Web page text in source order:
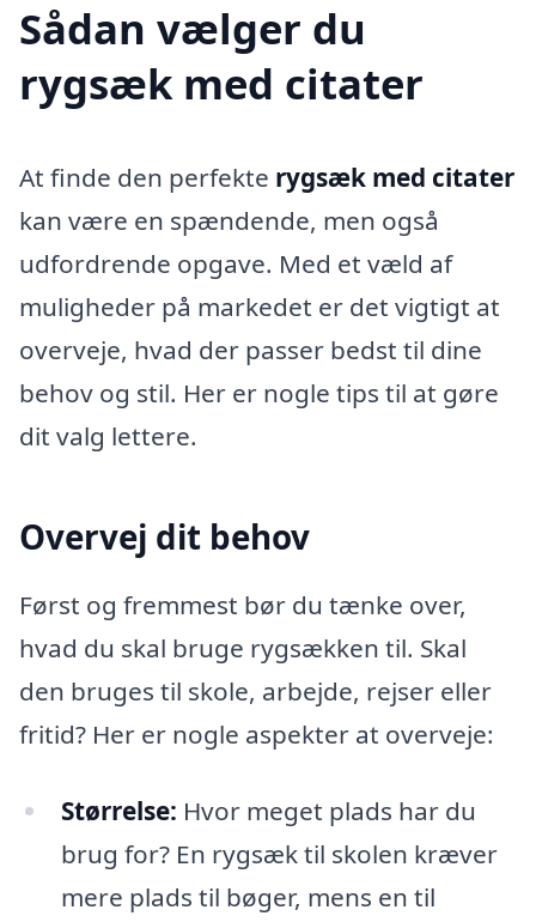
Sådan vælger du
rygsæk med citater
At finde den perfekte rygsæk med citater
kan være en spændende, men også
udfordrende opgave. Med et væld af
muligheder på markedet er det vigtigt at
overveje, hvad der passer bedst til dine
behov og stil. Her er nogle tips til at gøre
dit valg lettere.
Overvej dit behov
Først og fremmest bør du tænke over,
hvad du skal bruge rygsækken til. Skal
den bruges til skole, arbejde, rejser eller
fritid? Her er nogle aspekter at overveje:
Størrelse: Hvor meget plads har du
brug for? En rygsæk til skolen kræver
mere plads til bøger, mens en til